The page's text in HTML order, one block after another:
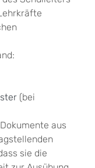
(bei
aus
sie die